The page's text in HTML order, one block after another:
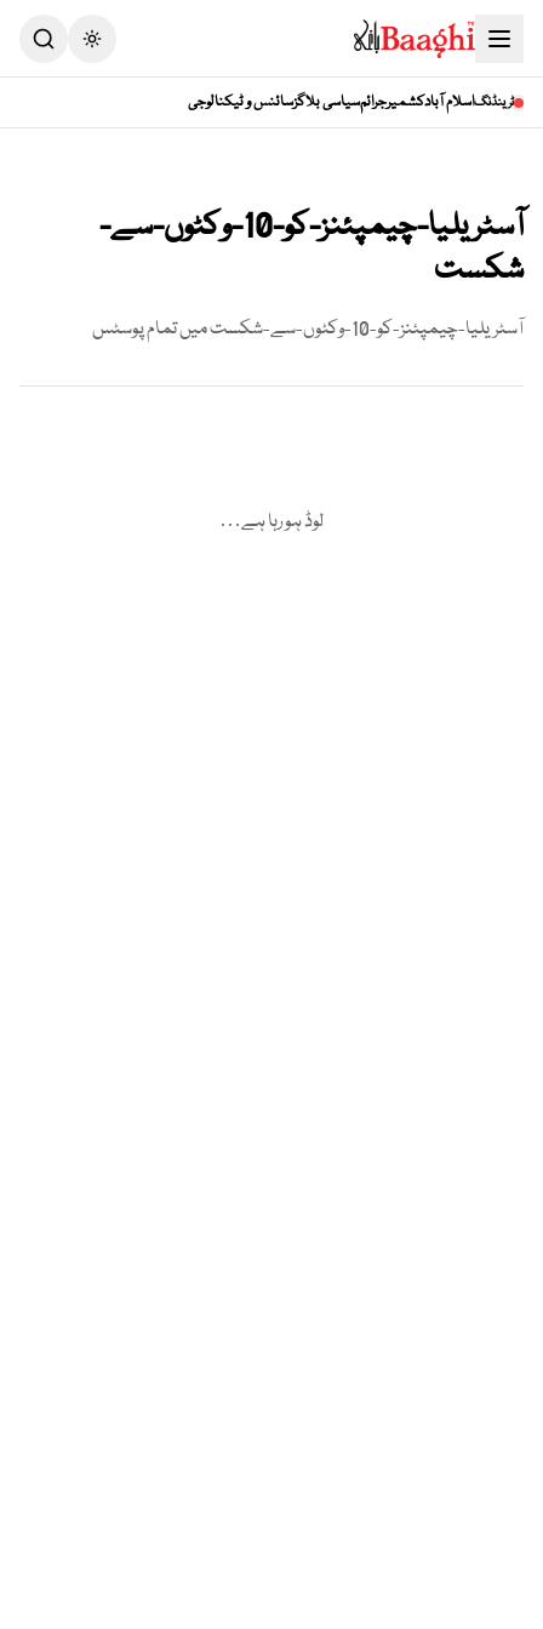
ٹرینڈنگاسلام آبادکشمیرجرائمسیاسی بلاگزسائنس و ٹیکنالوجی
آسٹریلیا-چیمپئنز-کو-10-وکٹوں-سے-
شکست
آسٹریلیا-چیمپئنز-کو-10-وکٹوں-سے-شکست میں تمام پوسٹس
لوڈ ہو رہا ہے…